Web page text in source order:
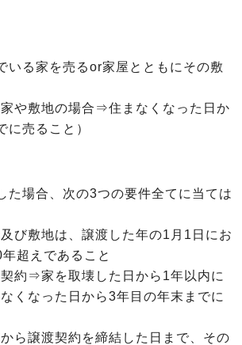
いる家を売るor家屋とともにその敷
家や敷地の場合⇒住まなくなった日か
に売ること）
た場合、次の3つの要件全てに当ては
び敷地は、譲渡した年の1月1日にお
超えであること
約⇒家を取壊した日から1年以内に
くなった日から3年目の年末までに
ら譲渡契約を締結した日まで、その